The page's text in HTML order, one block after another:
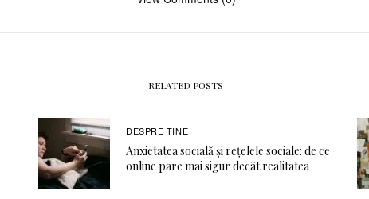
RELATED POSTS
DESPRE TINE
Anxietatea socială și rețelele sociale: de ce
online pare mai sigur decât realitatea